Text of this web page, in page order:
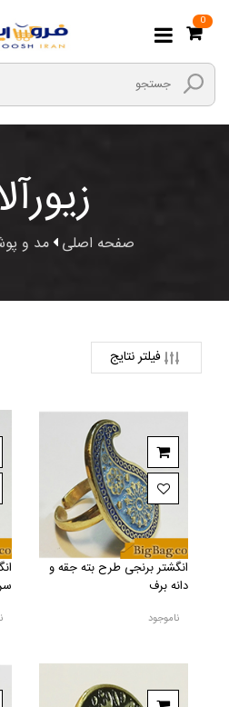
0
صفحه اصلی مد و
فیلتر نتایج
انگشتر برنجی طرح بته جقه و
دانه برف
ناموجود